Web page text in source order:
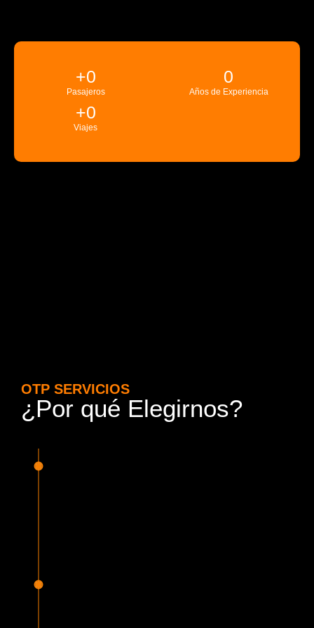
Pasajeros
+0
Años de Experiencia
0
Viajes
+0
OTP SERVICIOS
¿Por qué Elegirnos?